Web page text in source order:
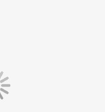
de Nike Dri-FIT
wordt afgevoerd naar
blijf je droog en